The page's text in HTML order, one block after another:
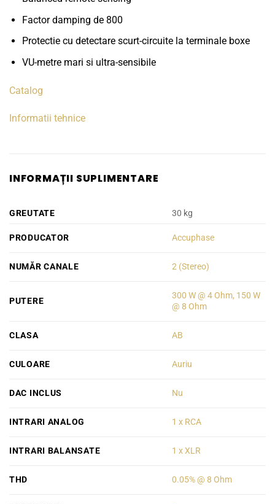
Factor damping de 800
Protectie cu detectare scurt-circuite la terminale boxe
VU-metre mari si ultra-sensibile
Catalog
Informatii tehnice
INFORMAȚII SUPLIMENTARE
GREUTATE 30 kg
PRODUCATOR Accuphase
NUMĂR CANALE 2 (Stereo)
PUTERE
300 W @ 4 Ohm, 150 W
@ 8 Ohm
CLASA AB
CULOARE Auriu
DAC INCLUS Nu
INTRARI ANALOG 1 x RCA
INTRARI BALANSATE 1 x XLR
THD 0.05% @ 8 Ohm